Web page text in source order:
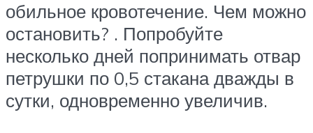
обильное кровотечение. Чем можно
остановить? . Попробуйте
несколько дней попринимать отвар
петрушки по 0,5 стакана дважды в
сутки, одновременно увеличив.